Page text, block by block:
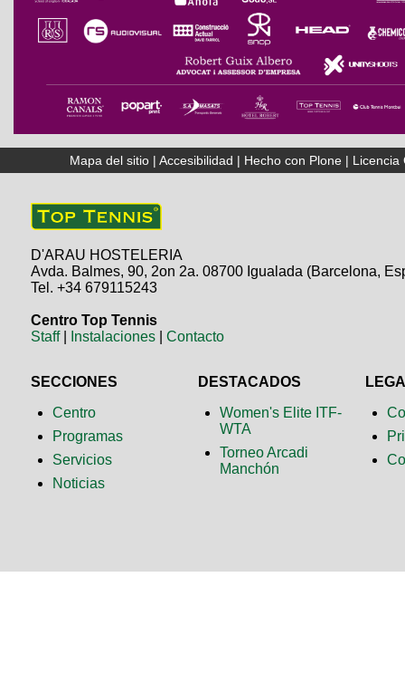
Mapa del sitio |Accesibilidad | Hecho con Plone | Licencia
D'ARAU HOSTELERIA
Avda. Balmes, 90, 2on 2a. 08700 Igualada (Barcelona,
Tel. +34 679115243
Centro Top Tennis
Staff| Instalaciones |Contacto
SECCIONES
Centro
Programas
Servicios
Noticias
DESTACADOS
Women's Elite ITF-
WTA
Torneo Arcadi
Manchón